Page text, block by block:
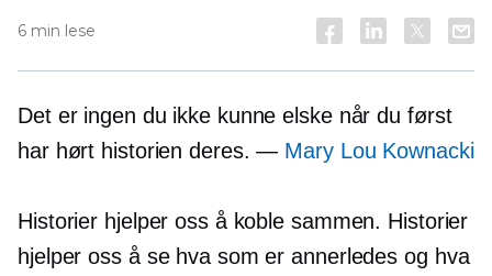
6 min lese
Det er ingen du ikke kunne elske når du først
har hørt historien deres. — Mary Lou Kownacki
Historier hjelper oss å koble sammen. Historier
hjelper oss å se hva som er annerledes og hva